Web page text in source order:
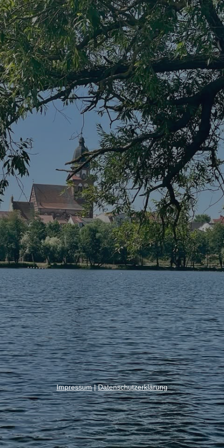
Impressum|Datenschutzerklärung